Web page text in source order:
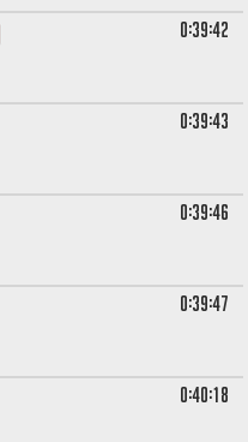
0:39:42
0:39:43
0:39:46
0:39:47
0:40:18